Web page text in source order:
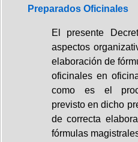
Preparados Oficinales
El presente
aspectos
elaboración de
oficinales en
como es el
previsto en dicho
de correcta
fórmulas